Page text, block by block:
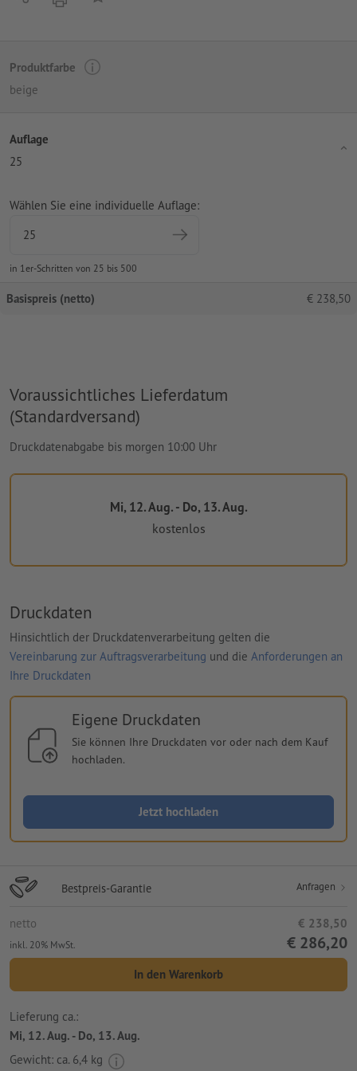
Produktfarbe
beige
Auflage
25
Wählen Sie eine individuelle Auflage:
in 1er-Schritten von 25 bis 500
Basispreis (netto) € 238,50
Voraussichtliches Lieferdatum
(Standardversand)
Druckdatenabgabe bis morgen 10:00 Uhr
Mi, 12. Aug. - Do, 13. Aug.
kostenlos
Druckdaten
Hinsichtlich der Druckdatenverarbeitung gelten die
Vereinbarung zur Auftragsverarbeitung und die Anforderungen an
Ihre Druckdaten
Eigene Druckdaten
Sie können Ihre Druckdaten vor oder nach dem Kauf
hochladen.
Jetzt hochladen
Bestpreis-Garantie Anfragen
netto € 238,50
inkl. 20% MwSt. € 286,20
In den Warenkorb
Lieferung ca.:
Mi, 12. Aug. - Do, 13. Aug.
Gewicht: ca. 6,4 kg